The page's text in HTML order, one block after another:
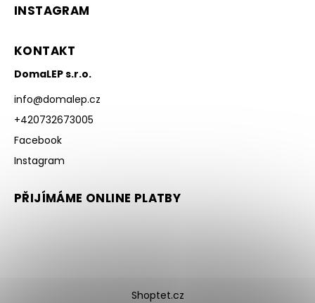
INSTAGRAM
KONTAKT
DomaLEP s.r.o.
info@domalep.cz
+420732673005
Facebook
Instagram
PŘIJÍMÁME ONLINE PLATBY
Shoptet.cz